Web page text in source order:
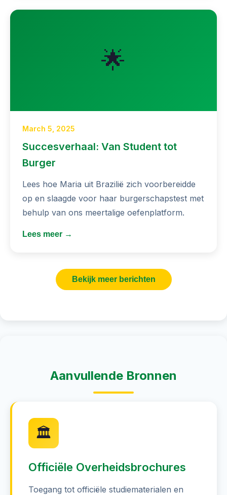
🌟
March 5, 2025
Succesverhaal: Van Student tot
Burger
Lees hoe Maria uit Brazilië zich voorbereidde
op en slaagde voor haar burgerschapstest met
behulp van ons meertalige oefenplatform.
Lees meer →
Bekijk meer berichten
Aanvullende Bronnen
🏛️
Officiële Overheidsbrochures
Toegang tot officiële studiematerialen en